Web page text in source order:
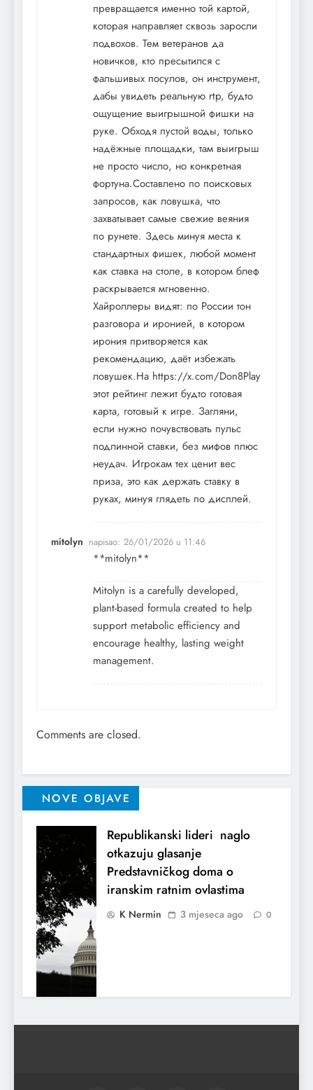
превращается именно той картой,
которая направляет сквозь заросли
подвохов. Тем ветеранов да
новичков, кто пресытился с
фальшивых посулов, он инструмент,
дабы увидеть реальную rtp, будто
ощущение выигрышной фишки на
руке. Обходя пустой воды, только
надёжные площадки, там выигрыш
не просто число, но конкретная
фортуна.Составлено по поисковых
запросов, как ловушка, что
захватывает самые свежие веяния
по рунете. Здесь минуя места к
стандартных фишек, любой момент
как ставка на столе, в котором блеф
раскрывается мгновенно.
Хайроллеры видят: по России тон
разговора и иронией, в котором
ирония притворяется как
рекомендацию, даёт избежать
ловушек.На https://x.com/Don8Play
этот рейтинг лежит будто готовая
карта, готовый к игре. Загляни,
если нужно почувствовать пульс
подлинной ставки, без мифов плюс
неудач. Игрокам тех ценит вес
приза, это как держать ставку в
руках, минуя глядеть по дисплей.
mitolyn napisao: 26/01/2026 u 11:46
**mitolyn**
Mitolyn is a carefully developed,
plant-based formula created to help
support metabolic efficiency and
encourage healthy, lasting weight
management.
Comments are closed.
NOVE OBJAVE
Republikanski lideri naglo
otkazuju glasanje
Predstavničkog doma o
iranskim ratnim ovlastima
K Nermin 3 mjeseca ago 0